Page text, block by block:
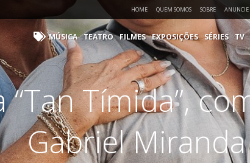
HOME QUEM SOMOS SOBRE ANUNCIE
MÚSICA TEATRO FILMES EXPOSIÇÕES SÉRIES TV
Tímida”,
Gabriel Miranda